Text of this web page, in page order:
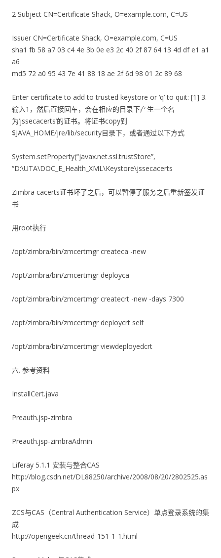
2 Subject CN=Certificate Shack, O=example.com, C=US
Issuer CN=Certificate Shack, O=example.com, C=US
sha1 fb 58 a7 03 c4 4e 3b 0e e3 2c 40 2f 87 64 13 4d df e1 a1
a6
md5 72 a0 95 43 7e 41 88 18 ae 2f 6d 98 01 2c 89 68
Enter certificate to add to trusted keystore or ‘q’ to quit: [1] 3.
输入1，然后直接回车，会在相应的目录下产生一个名
为‘jssecacerts’的证书。将证书copy到
$JAVA_HOME/jre/lib/security目录下，或者通过以下方式
System.setProperty(“javax.net.ssl.trustStore”,
“D:\UTA\DOC_E_Health_XML\Keystore\jssecacerts
Zimbra cacerts证书坏了之后，可以暂停了服务之后重新签发证
书
用root执行
/opt/zimbra/bin/zmcertmgr createca -new
/opt/zimbra/bin/zmcertmgr deployca
/opt/zimbra/bin/zmcertmgr createcrt -new -days 7300
/opt/zimbra/bin/zmcertmgr deploycrt self
/opt/zimbra/bin/zmcertmgr viewdeployedcrt
六. 参考资料
InstallCert.java
Preauth.jsp-zimbra
Preauth.jsp-zimbraAdmin
Liferay 5.1.1 安装与整合CAS
http://blog.csdn.net/DL88250/archive/2008/08/20/2802525.as
px
ZCS与CAS（Central Authentication Service）单点登录系统的集
成
http://opengeek.cn/thread-151-1-1.html